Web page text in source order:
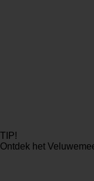
TIP!
Ontdek het